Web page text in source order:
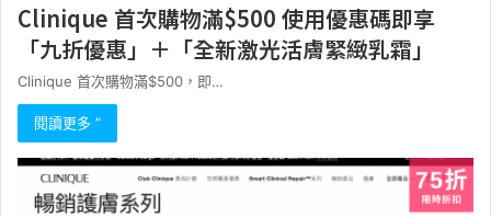
Clinique 首次購物滿$500 使用優惠碼即享
「九折優惠」＋「全新激光活膚緊緻乳霜」
Clinique 首次購物滿$500，即…
閱讀更多 ”